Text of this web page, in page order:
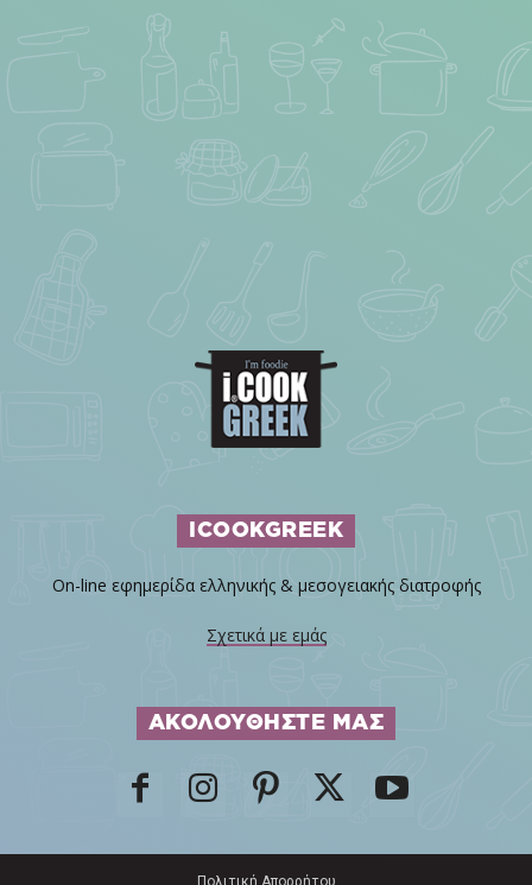
ICOOKGREEK
On-line εφημερίδα ελληνικής & μεσογειακής διατροφής
Σχετικά με εμάς
ΑΚΟΛΟΥΘΗΣΤΕ ΜΑΣ
Πολιτική Απορρήτου